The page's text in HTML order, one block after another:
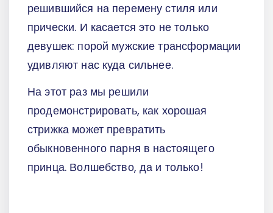
решившийся на перемену стиля или
прически. И касается это не только
девушек: порой мужские трансформации
удивляют нас куда сильнее.
На этот раз мы решили
продемонстрировать, как хорошая
стрижка может превратить
обыкновенного парня в настоящего
принца. Волшебство, да и только!